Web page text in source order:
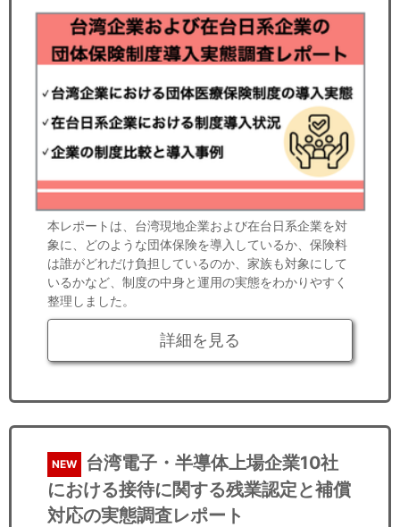
本レポートは、台湾現地企業および在台日系企業を対
象に、どのような団体保険を導入しているか、保険料
は誰がどれだけ負担しているのか、家族も対象にして
いるかなど、制度の中身と運用の実態をわかりやすく
整理しました。
詳細を見る
NEW
台湾電子・半導体上場企業10社
における接待に関する残業認定と補償
対応の実態調査レポート